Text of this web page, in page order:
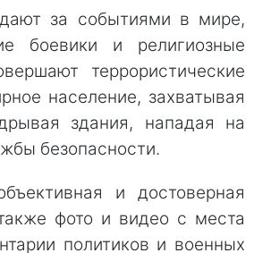
за событиями в мире,
боевики и религиозные
террористические
население, захватывая
здания, нападая на
безопасности.
и достоверная
фото и видео с места
политиков и военных